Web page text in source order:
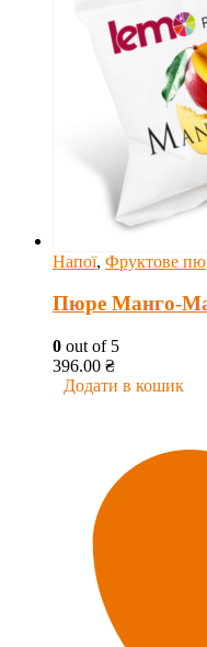
Напої, Фруктове
Пюре Манго-
0 out of 5
396.00 ₴
Додати в кошик